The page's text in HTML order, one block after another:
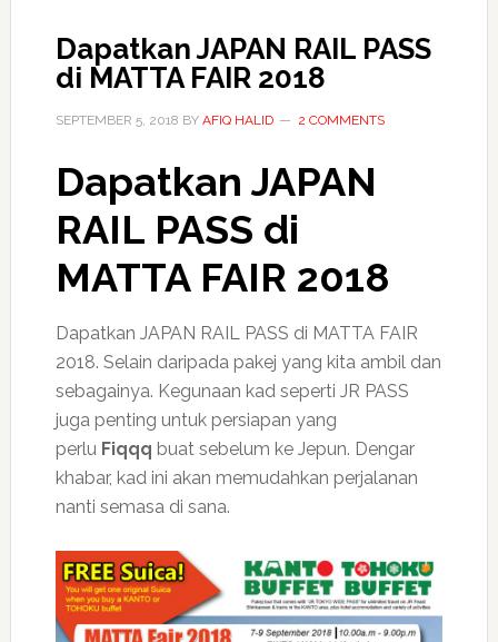
Dapatkan JAPAN RAIL PASS
di MATTA FAIR 2018
SEPTEMBER 5, 2018 BY AFIQ HALID 2 COMMENTS
Dapatkan JAPAN
RAIL PASS di
MATTA FAIR 2018
Dapatkan JAPAN RAIL PASS di MATTA FAIR
2018. Selain daripada pakej yang kita ambil dan
sebagainya. Kegunaan kad seperti JR PASS
juga penting untuk persiapan yang
perlu Fiqqq buat sebelum ke Jepun. Dengar
khabar, kad ini akan memudahkan perjalanan
nanti semasa di sana.